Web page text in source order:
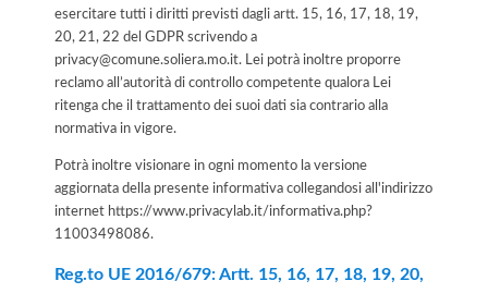
esercitare tutti i diritti previsti dagli artt. 15, 16, 17, 18, 19,
20, 21, 22 del GDPR scrivendo a
privacy@comune.soliera.mo.it. Lei potrà inoltre proporre
reclamo all’autorità di controllo competente qualora Lei
ritenga che il trattamento dei suoi dati sia contrario alla
normativa in vigore.
Potrà inoltre visionare in ogni momento la versione
aggiornata della presente informativa collegandosi all'indirizzo
internet https://www.privacylab.it/informativa.php?
11003498086.
Reg.to UE 2016/679: Artt. 15, 16, 17, 18, 19, 20,